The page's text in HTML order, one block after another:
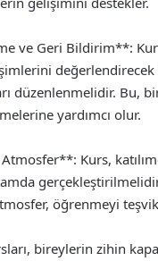
ve Geri Bildirim**:
düzenlenmelidir. Bu,
yardımcı olur.
Kurs,
öğrenmeyi
bireylerin zihin